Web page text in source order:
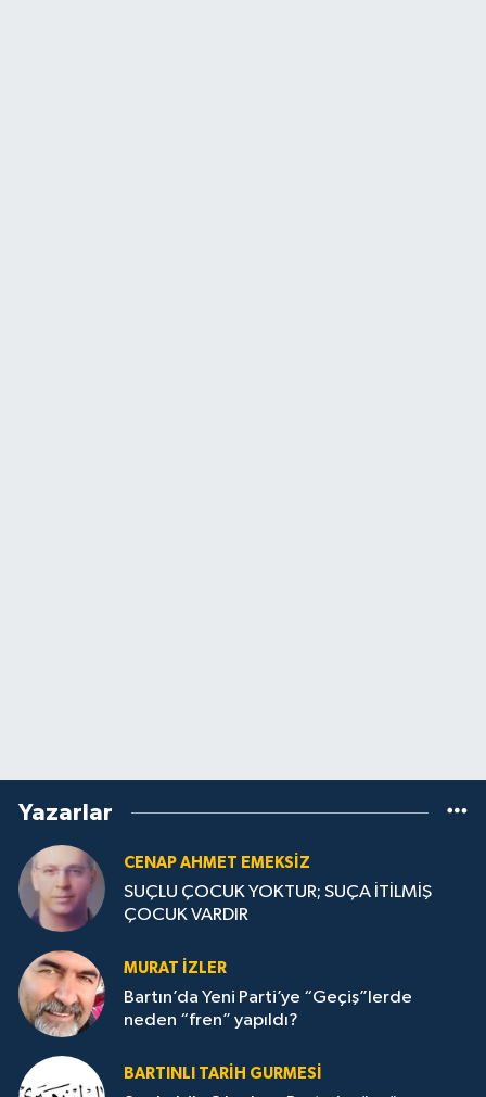
Yazarlar
CENAP AHMET EMEKSİZ
SUÇLU ÇOCUK YOKTUR; SUÇA İTİLMİŞ
ÇOCUK VARDIR
MURAT İZLER
Bartın’da Yeni Parti’ye “Geçiş”lerde
neden “fren” yapıldı?
BARTINLI TARIH GURMESI